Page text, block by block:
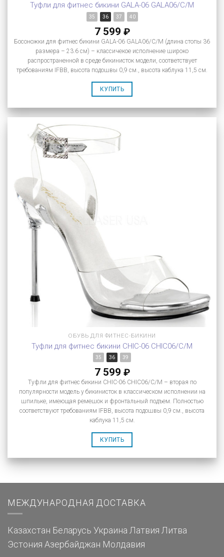
Туфли для фитнес бикини GALA-06 GALA06/C/M
35 36 37 40
7 599 ₽
Босоножки для фитнес бикини GALA-06 GALA06/C/M (длина стопы 36
размера – 23.6 см) – классичекое исполнение широко
распространенной в среде бикинисток модели, соответствует
требованиям IFBB, высота подошвы 0,9 см., высота каблука 11,5 см.
КУПИТЬ
ОБУВЬ ДЛЯ ФИТНЕС-БИКИНИ
Туфли для фитнес бикини CHIC-06 CHIC06/C/M
35 36 39
7 599 ₽
Туфли для фитнес бикини CHIC-06 CHIC06/C/M – вторая по
популярности модель у бикинисток в классическом исполнении на
шпильке, имеющая ремешок и фронтальный подъем. Полностью
соответствуют требованиям IFBB, высота подошвы 0,9 см., высота
каблука 11,5 см.
КУПИТЬ
МЕЖДУНАРОДНАЯ ДОСТАВКА
Казахстан Беларусь Украина Латвия Литва
Эстония Азербайджан Молдавия